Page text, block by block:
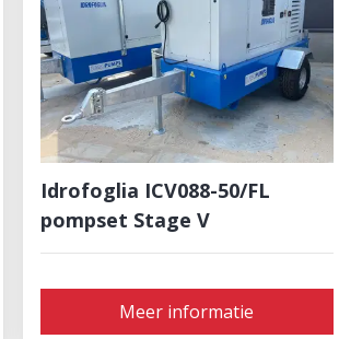
Idrofoglia ICV088-50/FL
pompset Stage V
Meer informatie